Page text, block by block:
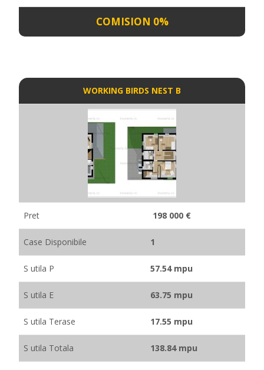
COMISION 0%
WORKING BIRDS NEST B
Pret 198 000 €
Case Disponibile 1
S utila P 57.54 mpu
S utila E 63.75 mpu
S utila Terase 17.55 mpu
S utila Totala 138.84 mpu